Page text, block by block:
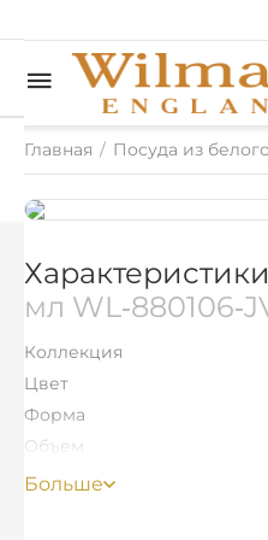
Главная / Посуда из
Характеристики
мл
Коллекция
Цвет
Форма
Объем
Материал изделия
Больше